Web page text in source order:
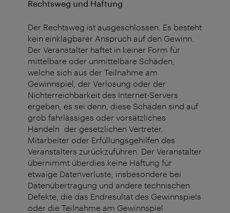
Rechtsweg und Haftung
Der Rechtsweg ist ausgeschlossen. Es besteht
kein einklagbarer Anspruch auf den Gewinn.
Der Veranstalter haftet in keiner Form für
mittelbare oder unmittelbare Schäden,
welche sich aus der Teilnahme am
Gewinnspiel, der Verlosung oder der
Nichterreichbarkeit des Internet-Servers
ergeben, es sei denn, diese Schäden sind auf
grob fahrlässiges oder vorsätzliches
Handeln der gesetzlichen Vertreter,
Mitarbeiter oder Erfüllungsgehilfen des
Veranstalters zurückzuführen. Der Veranstalter
übernimmt überdies keine Haftung für
etwaige Datenverluste, insbesondere bei
Datenübertragung und andere technischen
Defekte, die das Endresultat des Gewinnspiels
oder die Teilnahme am Gewinnspiel